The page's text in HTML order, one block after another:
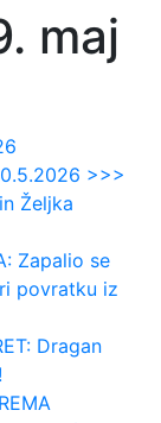
maj
>>>
Željka
Zapalio se
povratku iz
Dragan